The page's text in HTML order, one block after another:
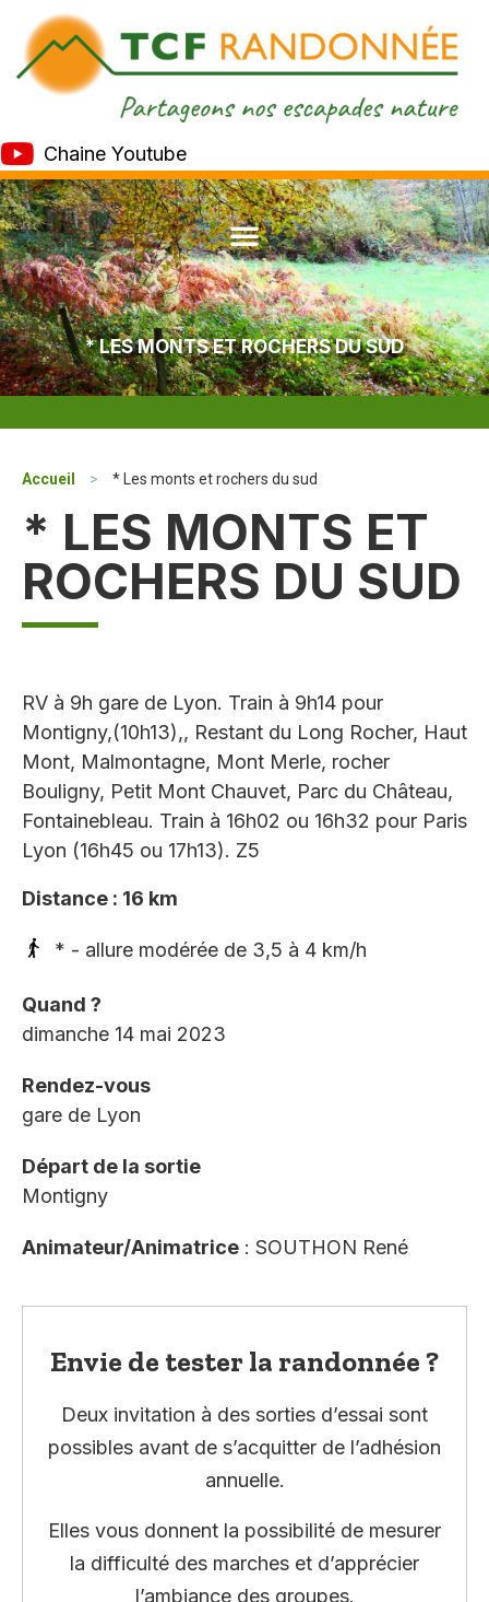
Chaine Youtube
* LES MONTS ET ROCHERS DU SUD
Accueil > * Les monts et rochers du sud
* LES MONTS ET
ROCHERS DU SUD
RV à 9h gare de Lyon. Train à 9h14 pour
Montigny,(10h13),, Restant du Long Rocher, Haut
Mont, Malmontagne, Mont Merle, rocher
Bouligny, Petit Mont Chauvet, Parc du Château,
Fontainebleau. Train à 16h02 ou 16h32 pour Paris
Lyon (16h45 ou 17h13). Z5
Distance : 16 km
* - allure modérée de 3,5 à 4 km/h
Quand ?
dimanche 14 mai 2023
Rendez-vous
gare de Lyon
Départ de la sortie
Montigny
Animateur/Animatrice : SOUTHON René
Envie de tester la randonnée ?
Deux invitation à des sorties d’essai sont
possibles avant de s’acquitter de l’adhésion
annuelle.
Elles vous donnent la possibilité de mesurer
la difficulté des marches et d’apprécier
l’ambiance des groupes.